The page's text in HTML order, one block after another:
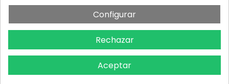
Vinófilos Santa Cruz: Adán
Martín Menis, 5 - Tenerife
Configurar
Rechazar
Aceptar